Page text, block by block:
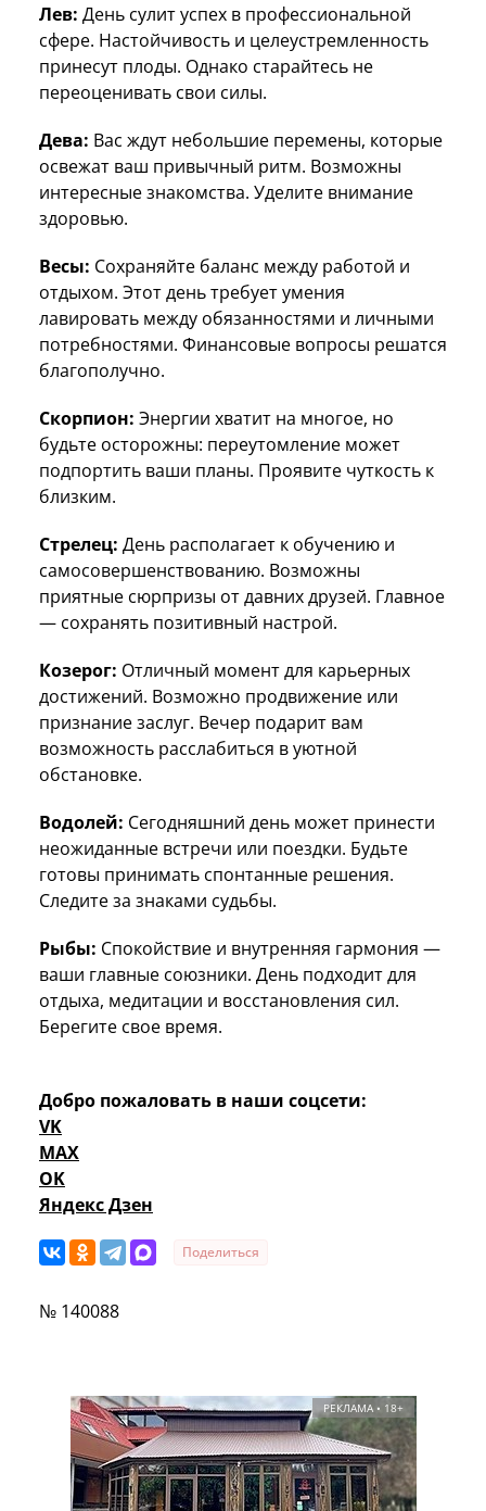
Лев: День сулит успех в профессиональной
сфере. Настойчивость и целеустремленность
принесут плоды. Однако старайтесь не
переоценивать свои силы.
Дева: Вас ждут небольшие перемены, которые
освежат ваш привычный ритм. Возможны
интересные знакомства. Уделите внимание
здоровью.
Весы: Сохраняйте баланс между работой и
отдыхом. Этот день требует умения
лавировать между обязанностями и личными
потребностями. Финансовые вопросы решатся
благополучно.
Скорпион: Энергии хватит на многое, но
будьте осторожны: переутомление может
подпортить ваши планы. Проявите чуткость к
близким.
Стрелец: День располагает к обучению и
самосовершенствованию. Возможны
приятные сюрпризы от давних друзей. Главное
— сохранять позитивный настрой.
Козерог: Отличный момент для карьерных
достижений. Возможно продвижение или
признание заслуг. Вечер подарит вам
возможность расслабиться в уютной
обстановке.
Водолей: Сегодняшний день может принести
неожиданные встречи или поездки. Будьте
готовы принимать спонтанные решения.
Следите за знаками судьбы.
Рыбы: Спокойствие и внутренняя гармония —
ваши главные союзники. День подходит для
отдыха, медитации и восстановления сил.
Берегите свое время.
Добро пожаловать в наши соцсети:
VK
MAX
OK
Яндекс Дзен
Поделиться
№ 140088
РЕКЛАМА • 18+